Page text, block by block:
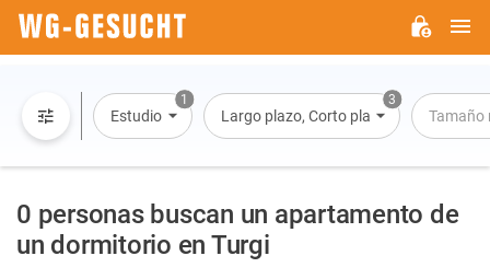
1
Estudio
3
Largo plazo, Corto plazo, Alquiler por
Tamaño
0 personas buscan un apartamento de
un dormitorio en Turgi